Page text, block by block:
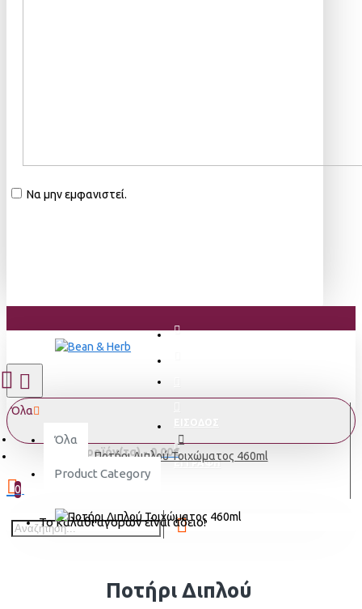
Να μην εμφανιστεί.
ΕΓΓΡΑΦΗ
Όλα
Όλα
Product Category
0 προϊόν(τα) - 0,00€
0
Το καλάθι αγορών είναι άδειο!
Ποτήρι Διπλού Τοιχώματος 460ml
Ποτήρι Διπλού